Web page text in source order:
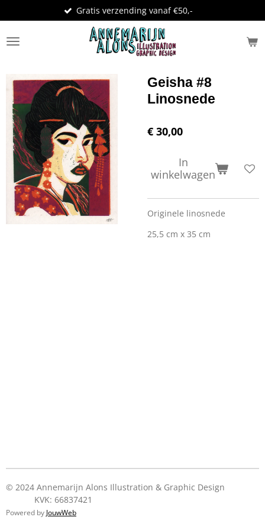
direct
naar
de
Gratis verzending vanaf €50,-
Geisha #8
Linosnede
€ 30,00
In
winkelwagen
Originele linosnede
25,5 cm x 35 cm
© 2024 Annemarijn Alons Illustration & Graphic Design
KVK: 66837421
Powered by JouwWeb